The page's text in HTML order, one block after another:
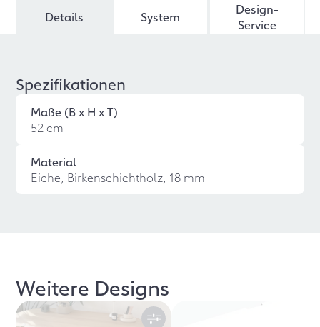
Details System
Design-
Service
Spezifikationen
Maße (B x H x T)
52 cm
Material
Eiche, Birkenschichtholz, 18 mm
Weitere Designs